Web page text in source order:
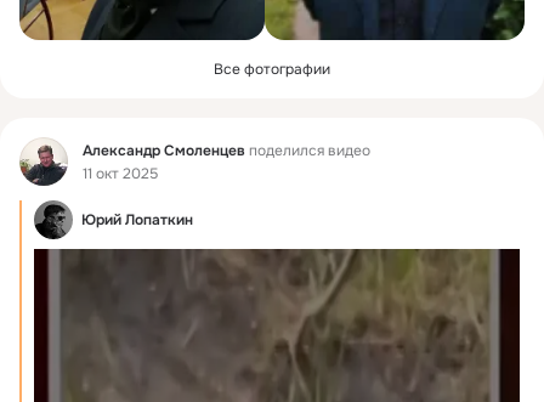
Все фотографии
Фид Александр Смоленцев поделился видео
11 окт 2025
Юрий Лопаткин